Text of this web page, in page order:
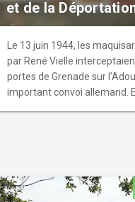
et de la
Le 13 juin 1944, les
par René Vielle
portes de Grenade sur
important convoi allemand.
musée municipal